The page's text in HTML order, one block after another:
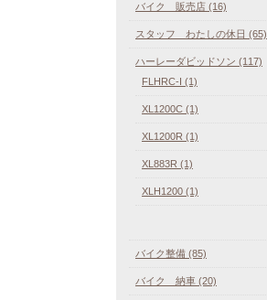
バイク 販売店 (16)
スタッフ わたしの休日 (65)
ハーレーダビッドソン (117)
FLHRC-I (1)
XL1200C (1)
XL1200R (1)
XL883R (1)
XLH1200 (1)
バイク整備 (85)
バイク 納車 (20)